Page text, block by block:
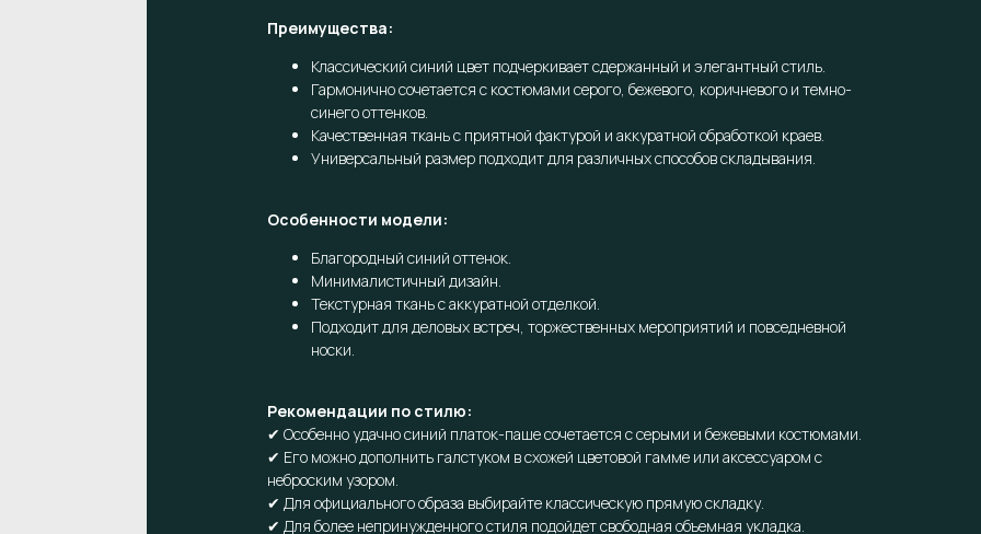
Преимущества:
Классический синий цвет подчеркивает сдержанный и элегантный стиль.
Гармонично сочетается с костюмами серого, бежевого, коричневого и темно-
синего оттенков.
Качественная ткань с приятной фактурой и аккуратной обработкой краев.
Универсальный размер подходит для различных способов складывания.
Особенности модели:
Благородный синий оттенок.
Минималистичный дизайн.
Текстурная ткань с аккуратной отделкой.
Подходит для деловых встреч, торжественных мероприятий и повседневной
носки.
Рекомендации по стилю:
✔ Особенно удачно синий платок-паше сочетается с серыми и бежевыми костюмами.
✔ Его можно дополнить галстуком в схожей цветовой гамме или аксессуаром с
неброским узором.
✔ Для официального образа выбирайте классическую прямую складку.
✔ Для более непринужденного стиля подойдет свободная объемная укладка.